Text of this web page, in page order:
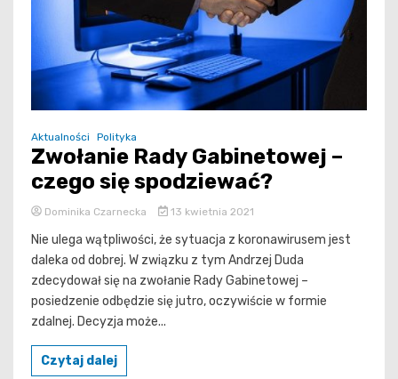
Aktualności Polityka
Zwołanie Rady Gabinetowej –
czego się spodziewać?
Dominika Czarnecka 13 kwietnia 2021
Nie ulega wątpliwości, że sytuacja z koronawirusem jest
daleka od dobrej. W związku z tym Andrzej Duda
zdecydował się na zwołanie Rady Gabinetowej –
posiedzenie odbędzie się jutro, oczywiście w formie
zdalnej. Decyzja może...
Czytaj dalej